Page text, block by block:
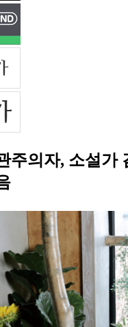
주의자, 소설가